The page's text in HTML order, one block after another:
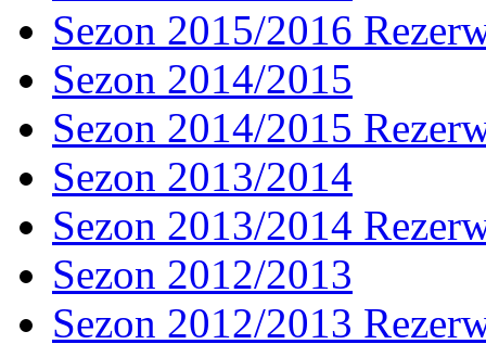
Sezon 2015/2016
Sezon 2014/2015
Sezon 2014/2015
Sezon 2013/2014
Sezon 2013/2014
Sezon 2012/2013
Sezon 2012/2013